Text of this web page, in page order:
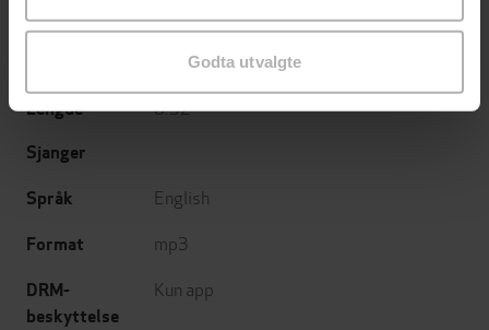
Godta utvalgte
Forlag Sceptre
22.04.2021
Lengde 8:32
Sjanger
Språk
English
Format mp3
DRM-
beskyttelse
Kun app